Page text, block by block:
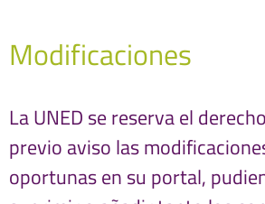
Modificaciones
La UNED se reserva el
previo aviso las
oportunas en su portal,